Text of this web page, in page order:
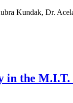
Kundak, Dr.
in the